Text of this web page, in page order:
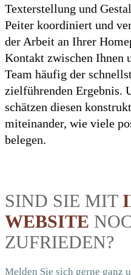
Texterstellung und
Peiter koordiniert und
der Arbeit an Ihrer
Kontakt zwischen Ihnen
Team häufig der
zielführenden Ergebnis.
schätzen diesen
miteinander, wie viele
belegen.
SIND SIE MIT
WEBSITE
ZUFRIEDEN?
Melden Sie sich gerne ganz